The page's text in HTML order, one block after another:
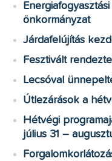
önkormányzat
Járdafelújítás
Fesztivált
Lecsóval
Útlezárások a
Hétvégi
július 31 –